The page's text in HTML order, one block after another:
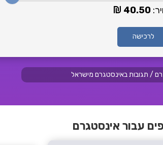
40.50
לרכישה
/ תגובות באינסטגרם מישראל
עבור אינסטגרם